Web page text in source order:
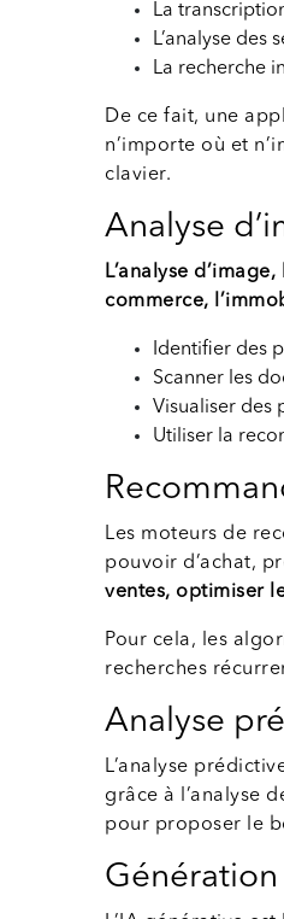
La
L’analyse des
La recherche
De ce fait, une
n’importe où et
clavier.
Analyse
L’analyse
commerce,
Identifier des
Scanner les
Visualiser des
Utiliser la
Les moteurs de
pouvoir d’achat,
ventes, optimiser
Pour cela, les
recherches
Analyse
L’analyse
grâce à l’analyse
pour proposer le